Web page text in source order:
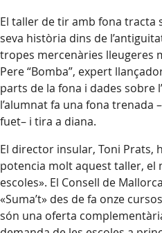
El taller de tir amb fona tracta
seva història dins de
tropes mercenàries lleugeres
Pere “Bomba”, expert
parts de la fona i dades sobre
l’alumnat fa una fona trenada
fuet– i tira a diana.
El director insular, Toni Prats,
potencia molt aquest taller, el
escoles». El Consell de
«Suma’t» des de fa onze
són una oferta